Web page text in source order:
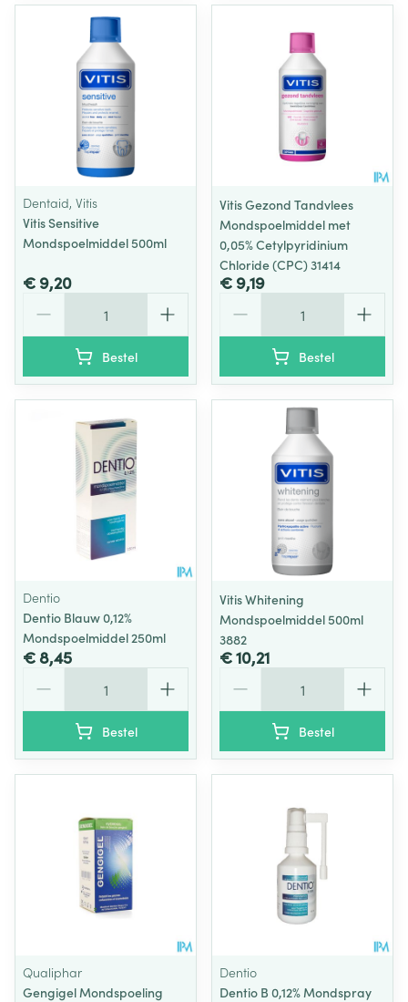
Dentaid, Vitis
Vitis Sensitive
Mondspoelmiddel 500ml
€ 9,20
Bestel
Vitis Gezond Tandvlees
Mondspoelmiddel met
0,05% Cetylpyridinium
Chloride (CPC) 31414
€ 9,19
Bestel
Dentio
Dentio Blauw 0,12%
Mondspoelmiddel 250ml
€ 8,45
Bestel
Vitis Whitening
Mondspoelmiddel 500ml
3882
€ 10,21
Bestel
Qualiphar
Gengigel Mondspoeling
Dentio
Dentio B 0,12% Mondspray